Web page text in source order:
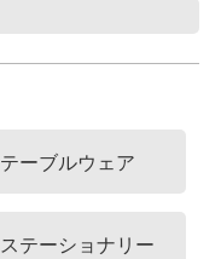
テーブルウェア
ステーショナリー